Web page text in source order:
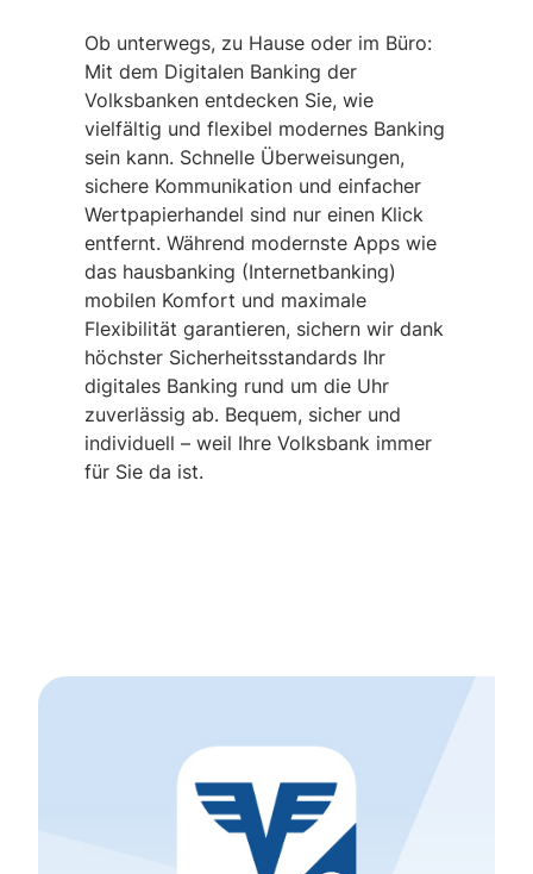
Ob unterwegs, zu Hause oder im Büro:
Mit dem Digitalen Banking der
Volksbanken entdecken Sie, wie
vielfältig und flexibel modernes Banking
sein kann. Schnelle Überweisungen,
sichere Kommunikation und einfacher
Wertpapierhandel sind nur einen Klick
entfernt. Während modernste Apps wie
das hausbanking (Internetbanking)
mobilen Komfort und maximale
Flexibilität garantieren, sichern wir dank
höchster Sicherheitsstandards Ihr
digitales Banking rund um die Uhr
zuverlässig ab. Bequem, sicher und
individuell – weil Ihre Volksbank immer
für Sie da ist.